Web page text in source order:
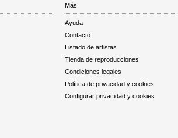
Más
Ayuda
Contacto
Listado de artistas
Tienda de reproducciones
Condiciones legales
Política de privacidad y cookies
Configurar privacidad y cookies